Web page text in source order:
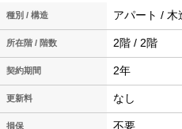
種別 / 構造 アパート / 木
所在階 / 階数 2階 / 2階
契約期間 2年
更新料 なし
損保 不要